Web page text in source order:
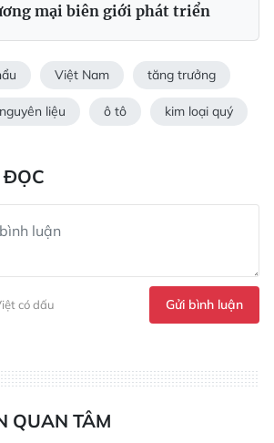
mại biên giới phát triển
Việt Nam tăng trưởng
nguyên liệu ô tô kim loại quý
ĐỌC
có dấu Gửi bình luận
QUAN TÂM